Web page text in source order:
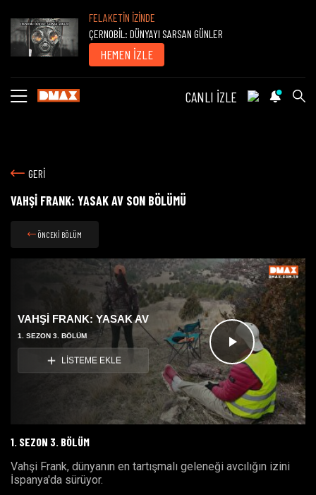
FELAKETİN İZİNDE
ÇERNOBİL: DÜNYAYI SARSAN GÜNLER
HEMEN İZLE
CANLI İZLE
GERİ
VAHŞİ FRANK: YASAK AV SON BÖLÜMÜ
ÖNCEKİ BÖLÜM
Videoyu
Oynat
VAHŞİ FRANK: YASAK AV
1. SEZON 3. BÖLÜM
LİSTEME EKLE
1. SEZON 3. BÖLÜM
Vahşi Frank, dünyanın en tartışmalı geleneği avcılığın izini
İspanya'da sürüyor.